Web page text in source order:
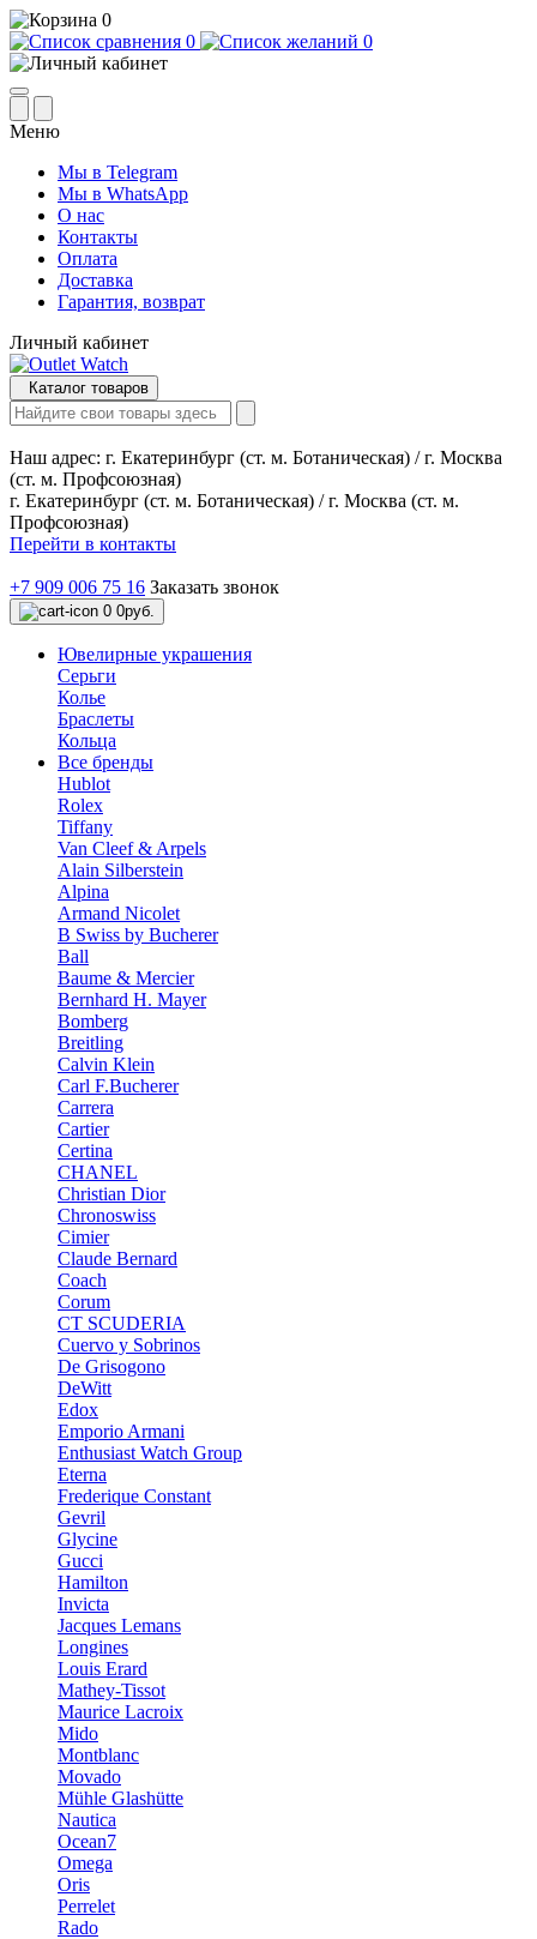
0
0
0
Меню
Мы в Telegram
Мы в WhatsApp
О нас
Контакты
Оплата
Доставка
Гарантия, возврат
Личный кабинет
Каталог товаров
Наш адрес: г. Екатеринбург (ст. м. Ботаническая) / г. Москва
(ст. м. Профсоюзная)
г. Екатеринбург (ст. м. Ботаническая) / г. Москва (ст. м.
Профсоюзная)
Перейти в контакты
+7 909 006 75 16 Заказать звонок
0 0руб.
Ювелирные украшения
Серьги
Колье
Браслеты
Кольца
Все бренды
Hublot
Rolex
Tiffany
Van Cleef & Arpels
Alain Silberstein
Alpina
Armand Nicolet
B Swiss by Bucherer
Ball
Baume & Mercier
Bernhard H. Mayer
Bomberg
Breitling
Calvin Klein
Carl F.Bucherer
Carrera
Cartier
Certina
CHANEL
Christian Dior
Chronoswiss
Cimier
Claude Bernard
Coach
Corum
CT SCUDERIA
Cuervo y Sobrinos
De Grisogono
DeWitt
Edox
Emporio Armani
Enthusiast Watch Group
Eterna
Frederique Constant
Gevril
Glycine
Gucci
Hamilton
Invicta
Jacques Lemans
Longines
Louis Erard
Mathey-Tissot
Maurice Lacroix
Mido
Montblanc
Movado
Mühle Glashütte
Nautica
Ocean7
Omega
Oris
Perrelet
Rado